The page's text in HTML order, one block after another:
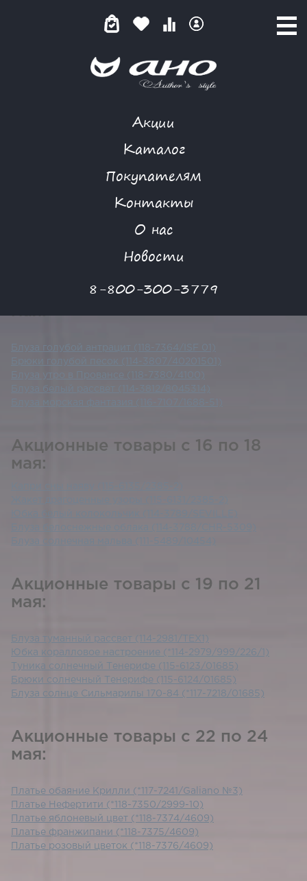
Акции
Каталог
Покупателям
Контакты
О нас
Новости
8-800-300-3779
АКЦИЯ «СЧАСТЛИВАЯ ПЯТЕРКА»
УСЛОВИЯ ПРОВЕДЕНИЯ АКЦИИ «СЧАСТЛИВАЯ
Акционные товары с 13 по 15
Блуза голубой антрацит (118-7364/ISF 01)
Брюки голубой песок (114-3807/40201501)
Блуза утро в Провансе (118-7380/4100)
Блуза белый рассвет (114-3812/8045314)
Блуза морская фантазия (116-7107/1688-51)
Акционные товары с 16 по 18
мая:
Блуза солнечная мальва (111-5489/10454)
Акционные товары с 19 по 21
мая:
Блуза туманный рассвет (114-2981/ТЕХ1)
Юбка коралловое настроение (*114-2979/999/226/1)
Туника солнечный Тенерифе (115-6123/01685)
Брюки солнечный Тенерифе (115-6124/01685)
Блуза солнце Сильмарилы 170-84 (*117-7218/01685)
Акционные товары с 22 по 24
мая:
Платье обаяние Крилли (*117-7241/Galiano №3)
Платье Нефертити (*118-7350/2999-10)
Платье яблоневый цвет (*118-7374/4609)
Платье франжипани (*118-7375/4609)
Платье розовый цветок (*118-7376/4609)